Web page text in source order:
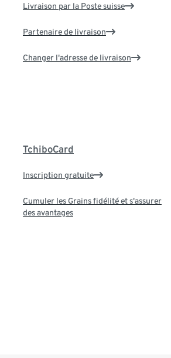
Livraison par la Poste suisse
Partenaire de livraison
Changer l'adresse de livraison
TchiboCard
Inscription gratuite
Cumuler les Grains fidélité et s'assurer
des avantages